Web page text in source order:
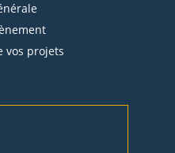
vos projets